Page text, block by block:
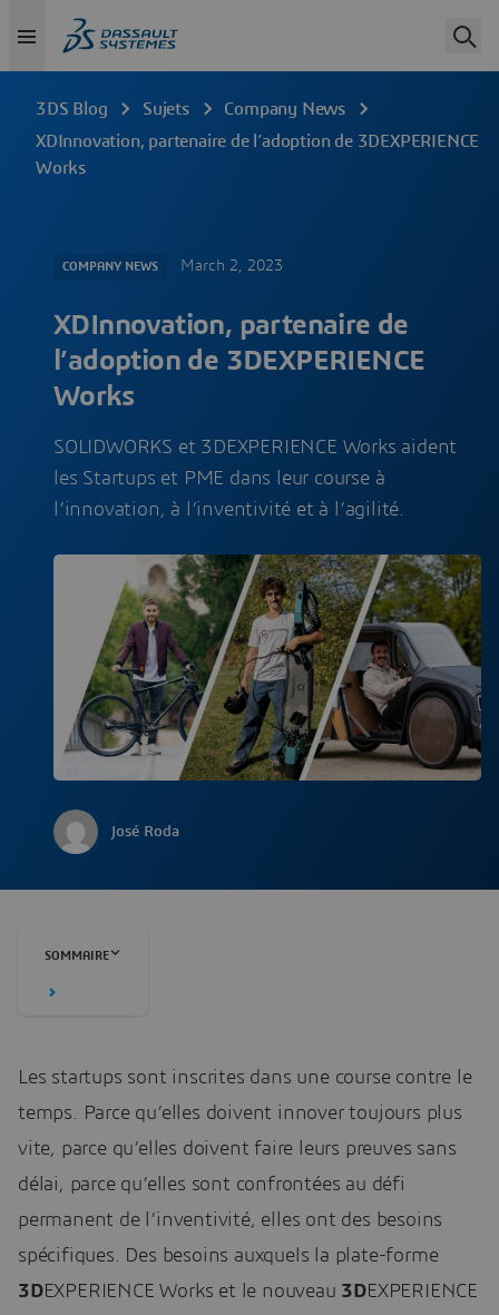
3DS Blog Sujets
Company News
XDInnovation, partenaire de l’adoption de 3DEXPERIENCE
Works
COMPANY NEWS March 2, 2023
XDInnovation, partenaire de
l’adoption de 3DEXPERIENCE
Works
SOLIDWORKS et 3DEXPERIENCE Works aident
les Startups et PME dans leur course à
l’innovation, à l’inventivité et à l’agilité.
José Roda
SOMMAIRE
Les startups sont inscrites dans une course contre le
temps. Parce qu’elles doivent innover toujours plus
vite, parce qu’elles doivent faire leurs preuves sans
délai, parce qu’elles sont confrontées au défi
permanent de l’inventivité, elles ont des besoins
spécifiques. Des besoins auxquels la plate-forme
3DEXPERIENCE Works et le nouveau 3DEXPERIENCE